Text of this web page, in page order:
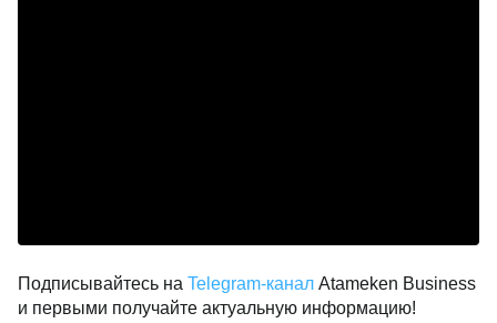
Подписывайтесь на Telegram-канал Atameken Business
и первыми получайте актуальную информацию!